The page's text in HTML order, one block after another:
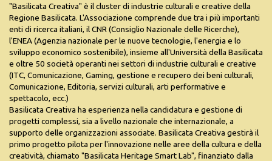
"Basilicata Creativa" è il cluster di industrie culturali e creative della
Regione Basilicata. L'Associazione comprende due tra i più importanti
enti di ricerca italiani, il CNR (Consiglio Nazionale delle Ricerche),
l'ENEA (Agenzia nazionale per le nuove tecnologie, l'energia e lo
sviluppo economico sostenibile), insieme all'Università della Basilicata
e oltre 50 società operanti nei settori di industrie culturali e creative
(ITC, Comunicazione, Gaming, gestione e recupero dei beni culturali,
Comunicazione, Editoria, servizi culturali, arti performative e
spettacolo, ecc.)
Basilicata Creativa ha esperienza nella candidatura e gestione di
progetti complessi, sia a livello nazionale che internazionale, a
supporto delle organizzazioni associate. Basilicata Creativa gestirà il
primo progetto pilota per l'innovazione nelle aree della cultura e della
creatività, chiamato "Basilicata Heritage Smart Lab", finanziato dalla